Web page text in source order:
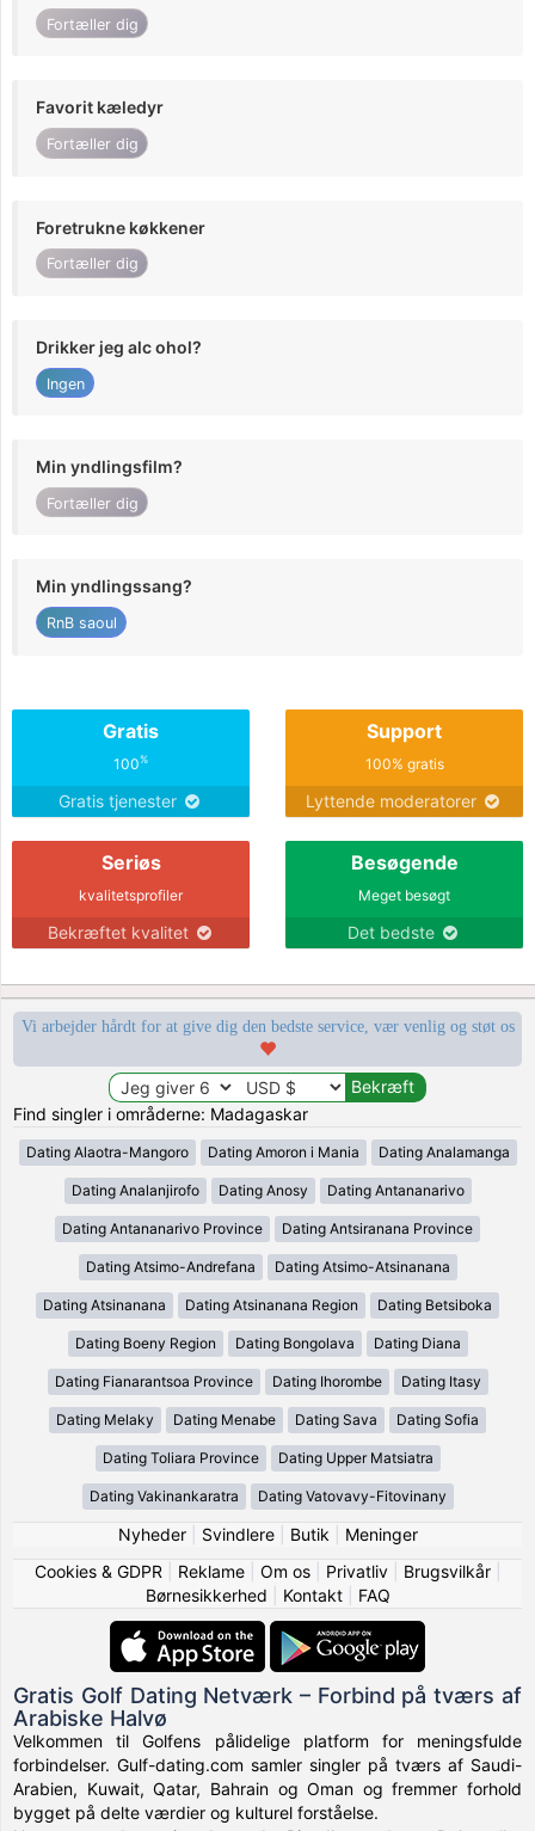
Fortæller dig
Favorit kæledyr
Fortæller dig
Foretrukne køkkener
Fortæller dig
Drikker jeg alc ohol?
Ingen
Min yndlingsfilm?
Fortæller dig
Min yndlingssang?
RnB saoul
Gratis
100%
Gratis tjenester
Support
100% gratis
Lyttende moderatorer
Seriøs
kvalitetsprofiler
Bekræftet kvalitet
Besøgende
Meget besøgt
Det bedste
Vi arbejder hårdt for at give dig den bedste service, vær venlig og støt os
Find singler i områderne: Madagaskar
Dating Alaotra-Mangoro Dating Amoron i Mania Dating Analamanga
Dating Analanjirofo Dating Anosy Dating Antananarivo
Dating Antananarivo Province Dating Antsiranana Province
Dating Atsimo-Andrefana Dating Atsimo-Atsinanana
Dating Atsinanana Dating Atsinanana Region Dating Betsiboka
Dating Boeny Region Dating Bongolava Dating Diana
Dating Fianarantsoa Province Dating Ihorombe Dating Itasy
Dating Melaky Dating Menabe Dating Sava Dating Sofia
Dating Toliara Province Dating Upper Matsiatra
Dating Vakinankaratra Dating Vatovavy-Fitovinany
Nyheder| Svindlere| Butik
Meninger
Cookies & GDPR
Reklame| Om os| Privatliv| Brugsvilkår|
Børnesikkerhed
Kontakt| FAQ
Gratis Golf Dating Netværk – Forbind på tværs af
Arabiske Halvø
Velkommen til Golfens pålidelige platform for meningsfulde
forbindelser. Gulf-dating.com samler singler på tværs af Saudi-
Arabien, Kuwait, Qatar, Bahrain og Oman og fremmer forhold
bygget på delte værdier og kulturel forståelse.